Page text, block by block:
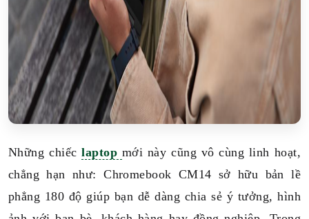
Những chiếclaptop mới này cũng vô cùng linh hoạt,
chẳng hạn như: Chromebook CM14 sở hữu bản lề
phẳng 180 độ giúp bạn dễ dàng chia sẻ ý tưởng, hình